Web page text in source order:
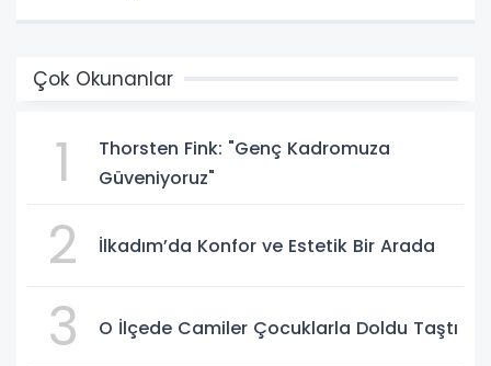
Çok Okunanlar
1
Thorsten Fink: "Genç Kadromuza
Güveniyoruz"
2 İlkadım’da Konfor ve Estetik Bir Arada
3 O İlçede Camiler Çocuklarla Doldu Taştı